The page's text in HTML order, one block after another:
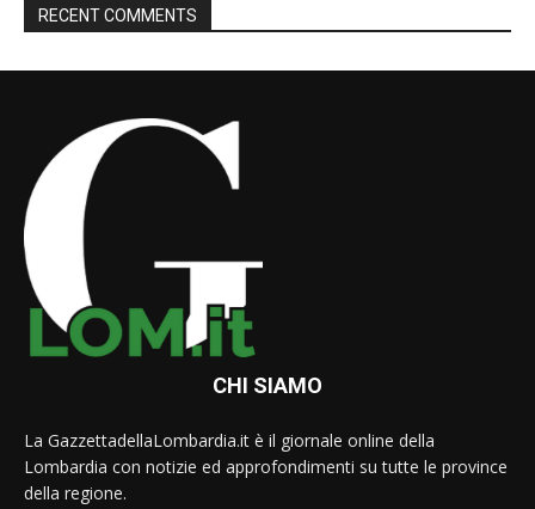
RECENT COMMENTS
CHI SIAMO
La GazzettadellaLombardia.it è il giornale online della
Lombardia con notizie ed approfondimenti su tutte le province
della regione.